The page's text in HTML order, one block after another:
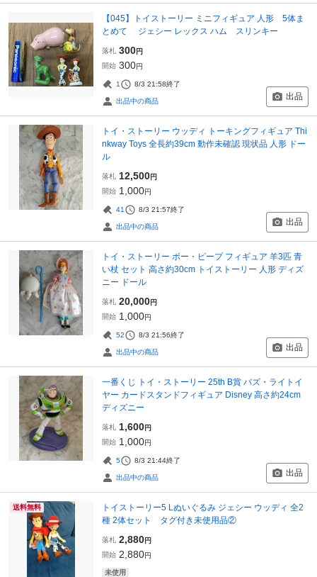
【045】トイストーリー ミニフィギュア 人形 5体ま
とめて ジェシー レックス ハム スリンキー
落札 300円
開始 300円
1 8/3 21:58終了
出品中の商品 出品
トイ・ストーリー ウッディ トーキングフィギュア Thi
nkway Toys 全長約39cm 動作未確認 現状品 人形 ドー
ル
落札 12,500円
開始 1,000円
41 8/3 21:57終了
出品中の商品 出品
トイ・ストーリー ボー・ピープ フィギュア 羊3匹 青
い杖 セット 高さ約30cm トイストーリー 人形 ディズ
ニー ドール
落札 20,000円
開始 1,000円
52 8/3 21:56終了
出品中の商品 出品
一番くじ トイ・ストーリー 25th B賞 バズ・ライトイ
ヤー カードスタンドフィギュア Disney 高さ約24cm
ディズニー
落札 1,600円
開始 1,000円
5 8/3 21:44終了
出品中の商品 出品
送料無料
トイストーリー5 Lぬいぐるみ ジェシー ウッディ 全2
種 2体セット タグ付き未使用品②
落札 2,880円
開始 2,880円
未使用